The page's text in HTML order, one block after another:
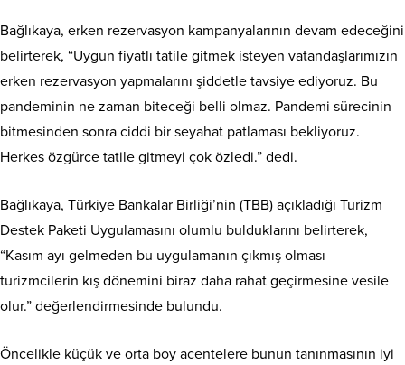
Bağlıkaya, erken rezervasyon kampanyalarının devam edeceğini
belirterek, “Uygun fiyatlı tatile gitmek isteyen vatandaşlarımızın
erken rezervasyon yapmalarını şiddetle tavsiye ediyoruz. Bu
pandeminin ne zaman biteceği belli olmaz. Pandemi sürecinin
bitmesinden sonra ciddi bir seyahat patlaması bekliyoruz.
Herkes özgürce tatile gitmeyi çok özledi.” dedi.
Bağlıkaya, Türkiye Bankalar Birliği’nin (TBB) açıkladığı Turizm
Destek Paketi Uygulamasını olumlu bulduklarını belirterek,
“Kasım ayı gelmeden bu uygulamanın çıkmış olması
turizmcilerin kış dönemini biraz daha rahat geçirmesine vesile
olur.” değerlendirmesinde bulundu.
Öncelikle küçük ve orta boy acentelere bunun tanınmasının iyi